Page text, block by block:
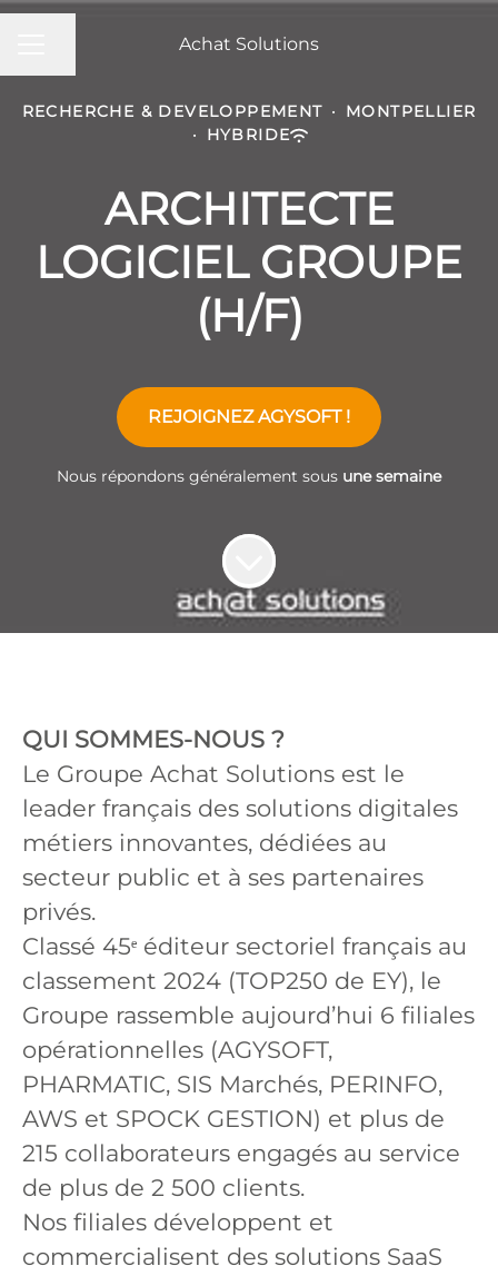
Achat Solutions
Partager la page
RECHERCHE & DEVELOPPEMENT ·
MONTPELLIER
·
HYBRIDE
ARCHITECTE
LOGICIEL GROUPE
(H/F)
REJOIGNEZ AGYSOFT !
Nous répondons généralement sous une semaine
QUI SOMMES-NOUS ?
Le Groupe Achat Solutions est le
leader français des solutions digitales
métiers innovantes, dédiées au
secteur public et à ses partenaires
privés.
Classé 45ᵉ éditeur sectoriel français au
classement 2024 (TOP250 de EY), le
Groupe rassemble aujourd’hui 6 filiales
opérationnelles (AGYSOFT,
PHARMATIC, SIS Marchés, PERINFO,
AWS et SPOCK GESTION) et plus de
215 collaborateurs engagés au service
de plus de 2 500 clients.
Nos filiales développent et
commercialisent des solutions SaaS